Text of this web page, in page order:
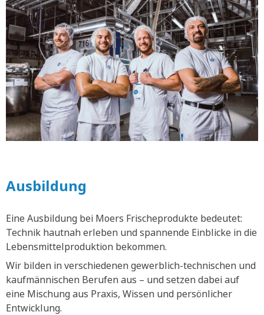
Ausbildung
Eine Ausbildung bei Moers Frischeprodukte bedeutet:
Technik hautnah erleben und spannende Einblicke in die
Lebensmittelproduktion bekommen.
Wir bilden in verschiedenen gewerblich-technischen und
kaufmännischen Berufen aus – und setzen dabei auf
eine Mischung aus Praxis, Wissen und persönlicher
Entwicklung.